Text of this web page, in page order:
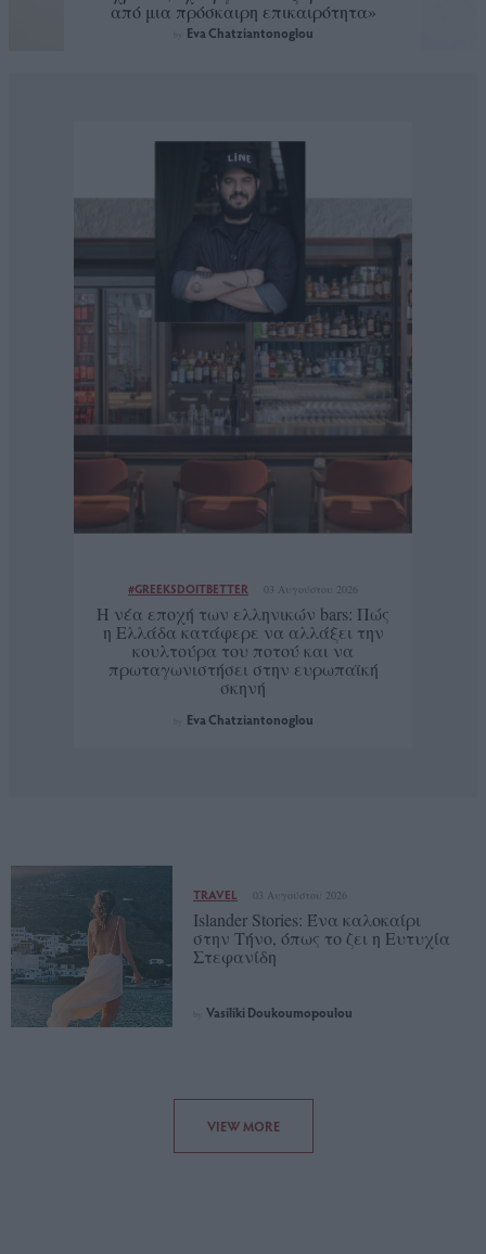
από μια πρόσκαιρη επικαιρότητα»
Eva Chatziantonoglou
#GREEKSDOITBETTER 03 Αυγούστου 2026
Η νέα εποχή των ελληνικών bars: Πώς
η Ελλάδα κατάφερε να αλλάξει την
κουλτούρα του ποτού και να
πρωταγωνιστήσει στην ευρωπαϊκή
σκηνή
Eva Chatziantonoglou
TRAVEL 03 Αυγούστου 2026
Islander Stories: Ένα καλοκαίρι
στην Τήνο, όπως το ζει η Ευτυχία
Στεφανίδη
Vasiliki Doukoumopoulou
VIEW MORE